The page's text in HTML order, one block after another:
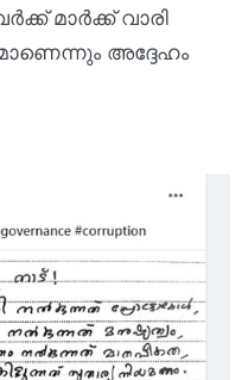
മാര്‍ക്ക് വാരി
അദ്ദേഹം